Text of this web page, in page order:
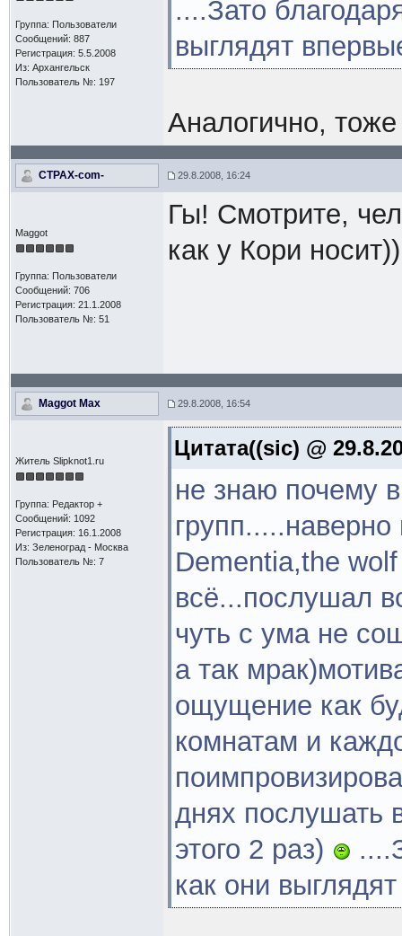
Группа: Пользователи
Сообщений: 887
Регистрация: 5.5.2008
Из: Архангельск
Пользователь №: 197
....Зато
выглядят
Аналогично,
CTPAX-com- 29.8.2008, 16:24
Maggot
Группа: Пользователи
Сообщений: 706
Регистрация: 21.1.2008
Пользователь №: 51
Гы! Смотрите,
как у Кори носит))
Maggot Max 29.8.2008, 16:54
Житель Slipknot1.ru
Группа: Редактор +
Сообщений: 1092
Регистрация: 16.1.2008
Из: Зеленоград - Москва
Пользователь №: 7
Цитата((sic) @
не знаю почему
Dementia,the
всё...послушал
чуть с ума не
а так
ощущение как
комнатам и
днях послушать
этого 2 раз)
как они